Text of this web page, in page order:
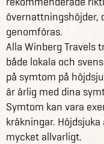
övernattningshöjder,
genomföras.
Alla Winberg Travels
både lokala och
på symtom på
är ärlig med dina
Symtom kan vara
kräkningar.
mycket allvarligt.